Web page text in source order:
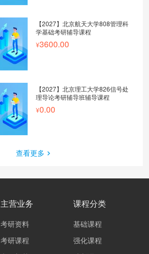
【2027】北京航天大学808管理科
学基础考研辅导课程
3600.00
【2027】北京理工大学826信号处
理导论考研辅导班辅导课程
0.00
查看更多
主营业务
考研资料
考研课程
课程分类
基础课程
强化课程